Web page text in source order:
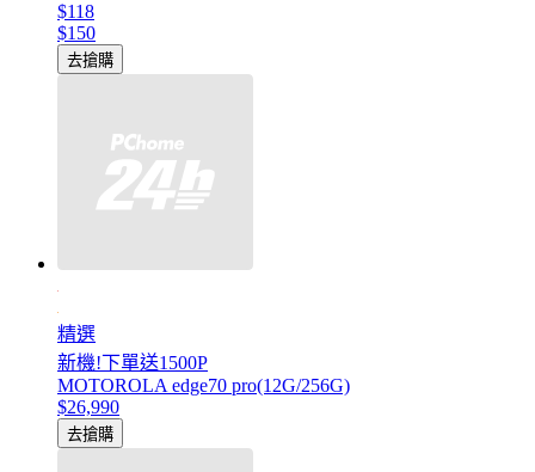
$118
$150
去搶購
精選
新機!下單送1500P
MOTOROLA edge70 pro(12G/256G)
$26,990
去搶購